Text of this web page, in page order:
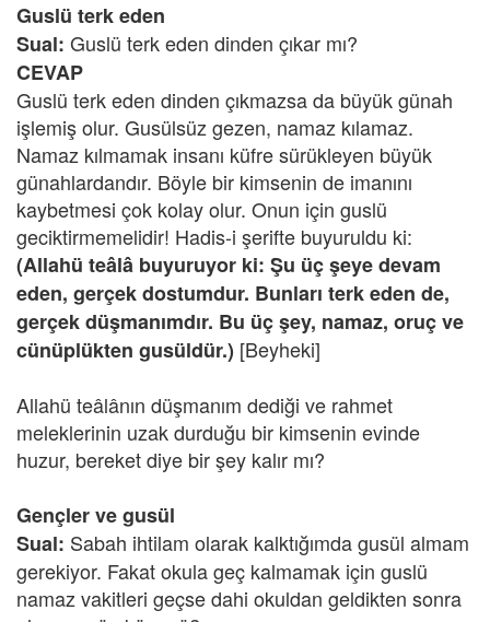
Guslü terk eden
Sual: Guslü terk eden dinden çıkar mı?
CEVAP
Guslü terk eden dinden çıkmazsa da büyük günah
işlemiş olur. Gusülsüz gezen, namaz kılamaz.
Namaz kılmamak insanı küfre sürükleyen büyük
günahlardandır. Böyle bir kimsenin de imanını
kaybetmesi çok kolay olur. Onun için guslü
geciktirmemelidir! Hadis-i şerifte buyuruldu ki:
(Allahü teâlâ buyuruyor ki: Şu üç şeye devam
eden, gerçek dostumdur. Bunları terk eden de,
gerçek düşmanımdır. Bu üç şey, namaz, oruç ve
cünüplükten gusüldür.) [Beyheki]
Allahü teâlânın düşmanım dediği ve rahmet
meleklerinin uzak durduğu bir kimsenin evinde
huzur, bereket diye bir şey kalır mı?
Gençler ve gusül
Sual: Sabah ihtilam olarak kalktığımda gusül almam
gerekiyor. Fakat okula geç kalmamak için guslü
namaz vakitleri geçse dahi okuldan geldikten sonra